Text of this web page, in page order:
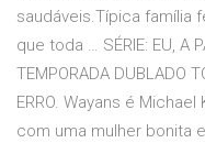
saudáveis.Típica família
que toda … SÉRIE: EU, A
TEMPORADA DUBLADO
ERRO. Wayans é
com uma mulher bonita